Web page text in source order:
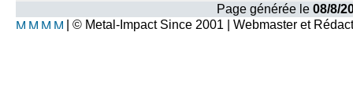
Page générée le 08/8/
| © Metal-Impact Since 2001 | Webmaster et